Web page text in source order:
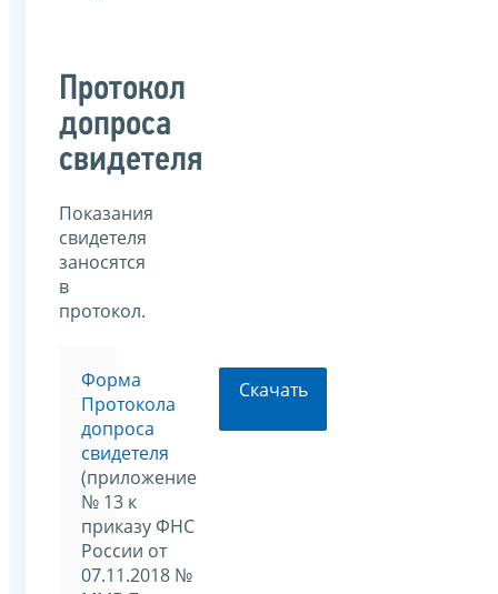
Протокол
допроса
свидетеля
Показания
свидетеля
заносятся
в
протокол.
Форма
Протокола
допроса
свидетеля
(приложение
№ 13 к
приказу ФНС
России от
07.11.2018 №
Скачать